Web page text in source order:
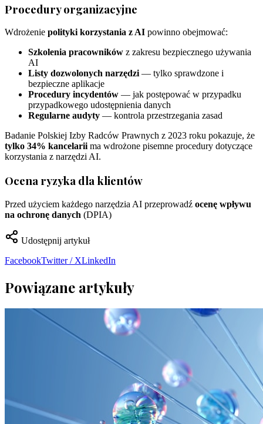
Procedury organizacyjne
Wdrożenie polityki korzystania z AI powinno obejmować:
Szkolenia pracowników z zakresu bezpiecznego używania
AI
Listy dozwolonych narzędzi — tylko sprawdzone i
bezpieczne aplikacje
Procedury incydentów — jak postępować w przypadku
przypadkowego udostępnienia danych
Regularne audyty — kontrola przestrzegania zasad
Badanie Polskiej Izby Radców Prawnych z 2023 roku pokazuje, że
tylko 34% kancelarii ma wdrożone pisemne procedury dotyczące
korzystania z narzędzi AI.
Ocena ryzyka dla klientów
Przed użyciem każdego narzędzia AI przeprowadź ocenę wpływu
na ochronę danych (DPIA)
Udostępnij artykuł
FacebookTwitter / XLinkedIn
Powiązane artykuły